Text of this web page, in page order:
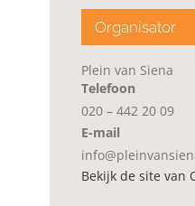
Organisator
Plein van Siena
Telefoon
020 – 442 20 09
E-mail
Bekijk de site van